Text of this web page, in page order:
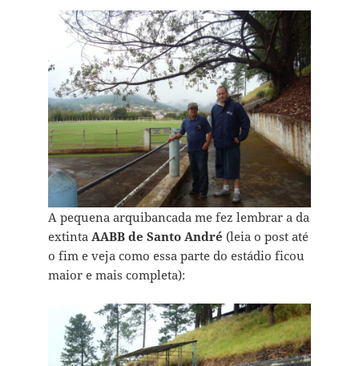
A pequena arquibancada me fez lembrar a da
extinta AABB de Santo André (leia o post até
o fim e veja como essa parte do estádio ficou
maior e mais completa):